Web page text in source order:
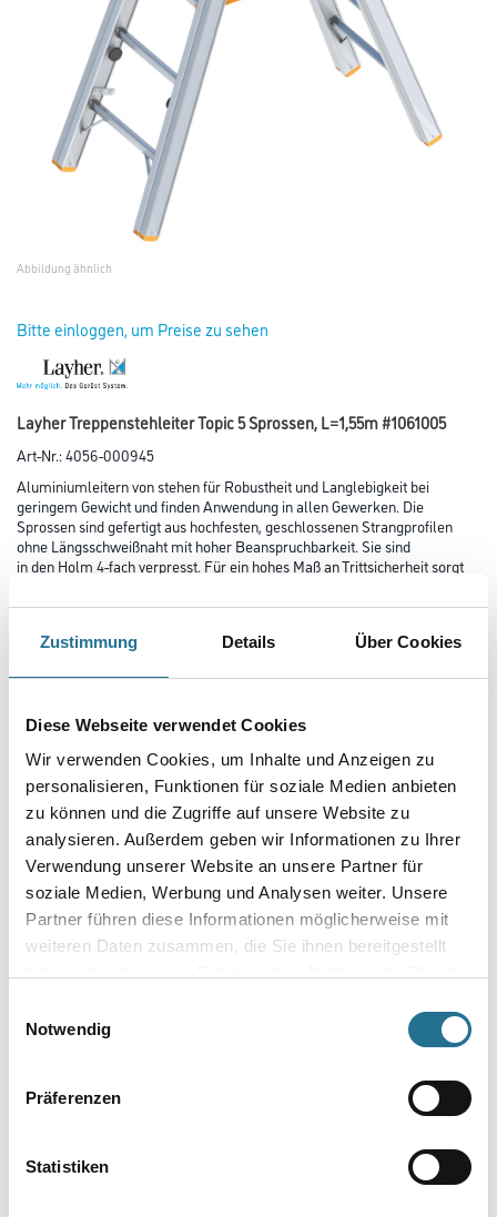
Zustimmung Details Über Cookies
Diese Webseite verwendet Cookies
Wir verwenden Cookies, um Inhalte und Anzeigen zu
personalisieren, Funktionen für soziale Medien anbieten
zu können und die Zugriffe auf unsere Website zu
analysieren. Außerdem geben wir Informationen zu Ihrer
Verwendung unserer Website an unsere Partner für
soziale Medien, Werbung und Analysen weiter. Unsere
Partner führen diese Informationen möglicherweise mit
weiteren Daten zusammen, die Sie ihnen bereitgestellt
Notwendig
Präferenzen
Statistiken
Abbildung ähnlich
Bitte einloggen, um Preise zu sehen
Layher Treppenstehleiter Topic 5 Sprossen, L=1,55m #1061005
Art-Nr.:4056-000945
Aluminiumleitern von stehen für Robustheit und Langlebigkeit bei
geringem Gewicht und finden Anwendung in allen Gewerken. Die
Sprossen sind gefertigt aus hochfesten, geschlossenen Strangprofilen
ohne Längsschweißnaht mit hoher Beanspruchbarkeit. Sie sind
in den Holm 4-fach verpresst. Für ein hohes Maß an Trittsicherheit sorgt
Zusätzliche Aussteifer am Holmende sorgen für ein Übertreffen der
Länge in Millimeter
Breite in millimeter
Höhe in millimeter